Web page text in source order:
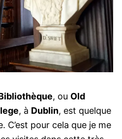
, ou Old
, à Dublin, est quelque
C’est pour cela que je me